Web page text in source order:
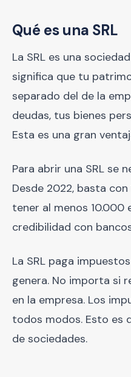
Qué es una SRL
La SRL es una
significa que tu
separado del de la
deudas, tus bienes
Esta es una gran
Para abrir una SRL se
Desde 2022, basta con
tener al menos 10.000
credibilidad con
La SRL paga
genera. No importa si
en la empresa. Los
todos modos. Esto es
de sociedades.